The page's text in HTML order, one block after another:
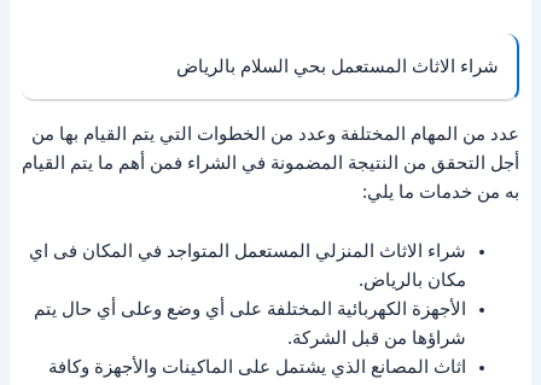
شراء الاثاث المستعمل بحي السلام بالرياض
عدد من المهام المختلفة وعدد من الخطوات التي يتم القيام بها من
أجل التحقق من النتيجة المضمونة في الشراء فمن أهم ما يتم القيام
به من خدمات ما يلي:
شراء الاثاث المنزلي المستعمل المتواجد في المكان فى اي
مكان بالرياض.
الأجهزة الكهربائية المختلفة على أي وضع وعلى أي حال يتم
شراؤها من قبل الشركة.
اثاث المصانع الذي يشتمل على الماكينات والأجهزة وكافة